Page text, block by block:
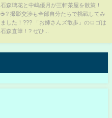
石森璃花と中嶋優月が三軒茶屋を散策！
☕️?️ 撮影交渉も全部自分たちで挑戦してみ
ました！??? 「お姉さんズ散歩」のロゴは
石森直筆！? ぜひ...